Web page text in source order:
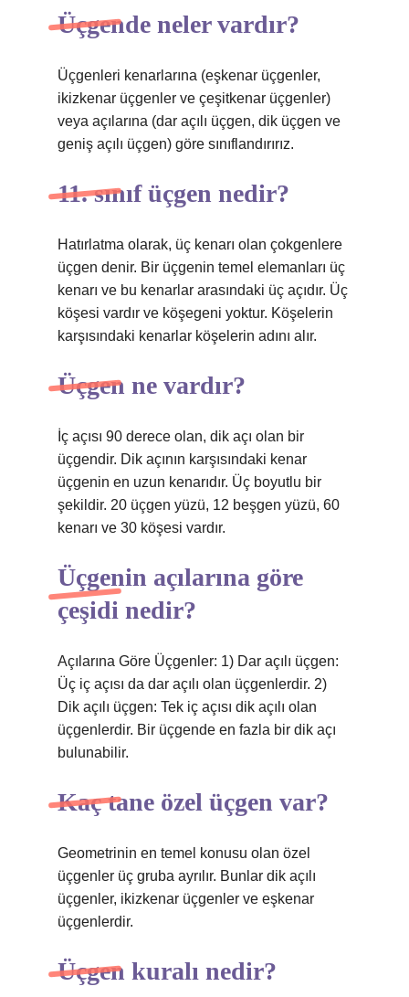
Üçgende neler vardır?
Üçgenleri kenarlarına (eşkenar üçgenler,
ikizkenar üçgenler ve çeşitkenar üçgenler)
veya açılarına (dar açılı üçgen, dik üçgen ve
geniş açılı üçgen) göre sınıflandırırız.
11. sınıf üçgen nedir?
Hatırlatma olarak, üç kenarı olan çokgenlere
üçgen denir. Bir üçgenin temel elemanları üç
kenarı ve bu kenarlar arasındaki üç açıdır. Üç
köşesi vardır ve köşegeni yoktur. Köşelerin
karşısındaki kenarlar köşelerin adını alır.
Üçgen ne vardır?
İç açısı 90 derece olan, dik açı olan bir
üçgendir. Dik açının karşısındaki kenar
üçgenin en uzun kenarıdır. Üç boyutlu bir
şekildir. 20 üçgen yüzü, 12 beşgen yüzü, 60
kenarı ve 30 köşesi vardır.
Üçgenin açılarına göre
çeşidi nedir?
Açılarına Göre Üçgenler: 1) Dar açılı üçgen:
Üç iç açısı da dar açılı olan üçgenlerdir. 2)
Dik açılı üçgen: Tek iç açısı dik açılı olan
üçgenlerdir. Bir üçgende en fazla bir dik açı
bulunabilir.
Kaç tane özel üçgen var?
Geometrinin en temel konusu olan özel
üçgenler üç gruba ayrılır. Bunlar dik açılı
üçgenler, ikizkenar üçgenler ve eşkenar
üçgenlerdir.
Üçgen kuralı nedir?